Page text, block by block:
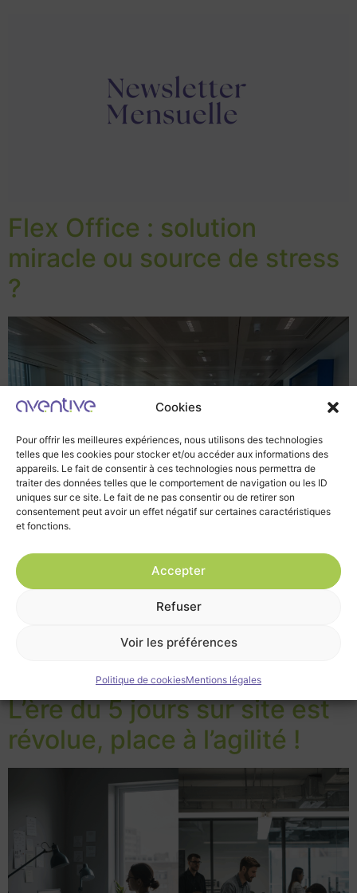
Cookies
Pour offrir les meilleures expériences, nous utilisons des technologies
telles que les cookies pour stocker et/ou accéder aux informations des
appareils. Le fait de consentir à ces technologies nous permettra de
traiter des données telles que le comportement de navigation ou les ID
uniques sur ce site. Le fait de ne pas consentir ou de retirer son
consentement peut avoir un effet négatif sur certaines caractéristiques
et fonctions.
Accepter
Refuser
Voir les préférences
Politique de cookiesMentions légales
Flex Office : solution
miracle ou source de stress
?
Depuis quelques années, les modes de travail
connaissent une transformation sans précédent.
les bureaux traditionnels cèdent peu à peu la place à
des modèles plus agiles. Parmi eux, le flex office
s’impose comme la tendance phare du moment. Apparu
dans les années 1990 au sein des cabinets de […]
L’ère du 5 jours sur site est
révolue, place à l’agilité !